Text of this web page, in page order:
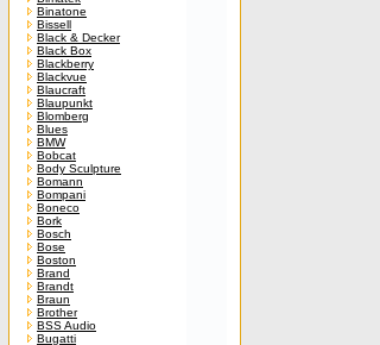
Binatone
Bissell
Black & Decker
Black Box
Blackberry
Blackvue
Blaucraft
Blaupunkt
Blomberg
Blues
BMW
Bobcat
Body Sculpture
Bomann
Bompani
Boneco
Bork
Bosch
Bose
Boston
Brand
Brandt
Braun
Brother
BSS Audio
Bugatti